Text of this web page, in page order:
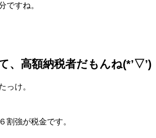
ですね。
、高額納税者だもんね(*’▽’)
っけ。
割強が税金です。